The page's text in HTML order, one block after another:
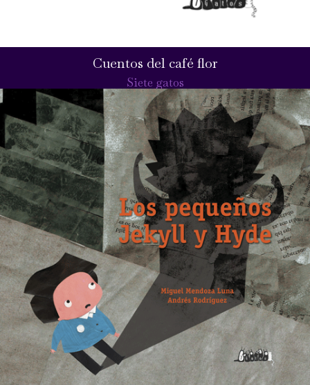
Cuentos del café flor
Siete gatos